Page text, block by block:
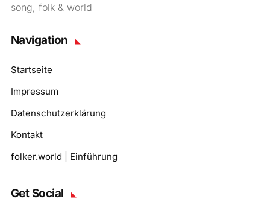
song, folk & world
Navigation
Startseite
Impressum
Datenschutzerklärung
Kontakt
folker.world | Einführung
Get Social